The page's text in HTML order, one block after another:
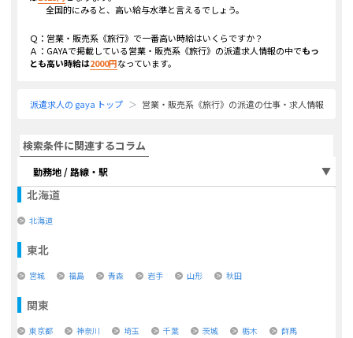
全国的にみると、高い給与水準と言えるでしょう。
Ｑ： 営業・販売系《旅行》 で一番高い時給はいくらですか？
Ａ：GAYAで掲載している営業・販売系《旅行》 の派遣求人情報の中でもっ
とも高い時給は2000円なっています。
派遣求人の gaya トップ 営業・販売系《旅行》の派遣の仕事・求人情報
検索条件に関連するコラム
勤務地 / 路線・駅
北海道
北海道
東北
宮城 福島 青森 岩手 山形 秋田
関東
東京都 神奈川 埼玉 千葉 茨城 栃木 群馬